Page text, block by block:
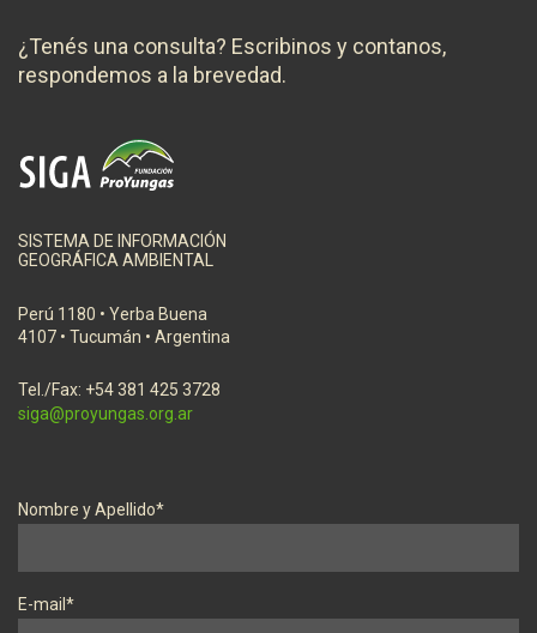
¿Tenés una consulta? Escribinos y contanos,
respondemos a la brevedad.
SISTEMA DE INFORMACIÓN
GEOGRÁFICA AMBIENTAL
Perú 1180 • Yerba Buena
4107 • Tucumán • Argentina
Tel./Fax: +54 381 425 3728
siga@proyungas.org.ar
Nombre y Apellido*
E-mail*